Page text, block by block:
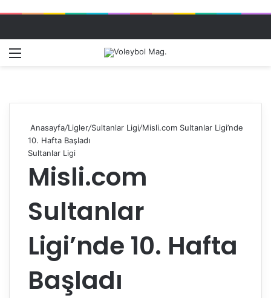
Anasayfa/Ligler/Sultanlar Ligi/Misli.com Sultanlar Ligi’nde
10. Hafta Başladı
Sultanlar Ligi
Misli.com
Sultanlar
Ligi’nde 10. Hafta
Başladı